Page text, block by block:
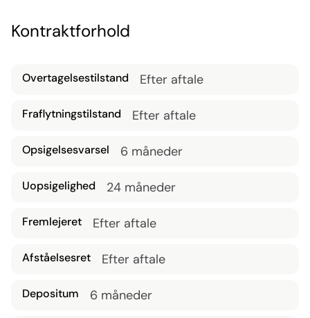
Prøverum
Kontraktforhold
Overtagelsestilstand Efter aftale
Fraflytningstilstand Efter aftale
Opsigelsesvarsel 6 måneder
Uopsigelighed 24 måneder
Fremlejeret Efter aftale
Afståelsesret Efter aftale
Depositum 6 måneder